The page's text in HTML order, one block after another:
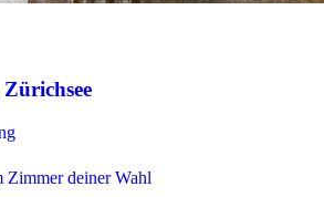
Zimmer deiner Wahl